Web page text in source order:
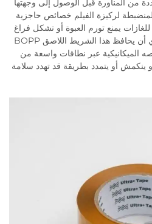
من المناورة قبل الوصول إلى وجهتها
لركيزة الفيلم خصائص حاجزية
يمنع تورم العبوة أو تشكل فراغ
داخلي. وتكفل الاستقرار الحراري أن يحافظ هذا الشريط اللاصق BOPP
الميكانيكية عبر نطاقات واسعة من
ينكمش أو يتمدد بطريقة قد تهدد سلامة